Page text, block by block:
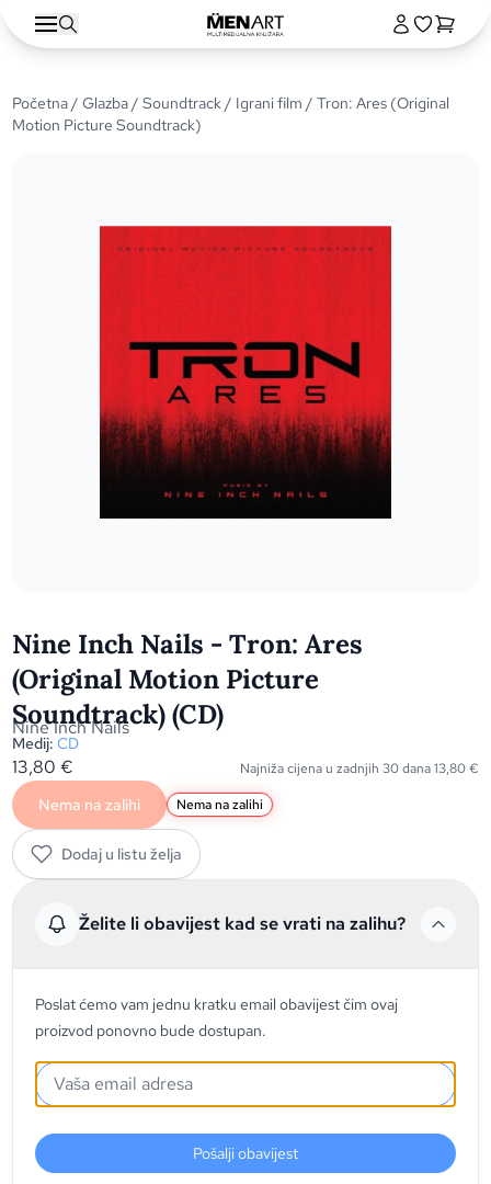
Početna/Glazba/Soundtrack/ Igrani film / Tron: Ares (Original
Motion Picture Soundtrack)
Nine Inch Nails - Tron: Ares
(Original Motion Picture
Soundtrack) (CD)
Nine Inch Nails
Medij: CD
13,80€ Najniža cijena u zadnjih 30 dana13,80€
Nema na zalihi Nema na zalihi
Dodaj u listu želja
Želite li obavijest kad se vrati na zalihu?
Poslat ćemo vam jednu kratku email obavijest čim ovaj
proizvod ponovno bude dostupan.
Pošalji obavijest